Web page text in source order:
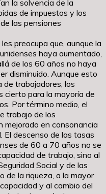
la solvencia de la
de impuestos y los
las pensiones
preocupa que, aunque la
haya aumentado,
de los 60 años no haya
disminuido. Aunque esto
de trabajadores, los
cierto para la mayoría de
Por término medio, el
trabajo de los
mejorado en consonancia
El descenso de las tasas
de 60 a 70 años no se
de trabajo, sino al
Social y de las
de la riqueza, a la mayor
y al cambio del